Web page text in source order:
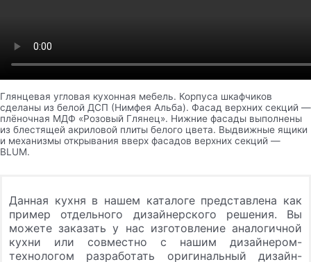
Глянцевая угловая кухонная мебель. Корпуса шкафчиков
сделаны из белой ДСП (Нимфея Альба). Фасад верхних секций —
плёночная МДФ «Розовый Глянец». Нижние фасады выполнены
из блестящей акриловой плиты белого цвета. Выдвижные ящики
и механизмы открывания вверх фасадов верхних секций —
BLUM.
Данная кухня в нашем каталоге представлена как
пример отдельного дизайнерского решения. Вы
можете заказать у нас изготовление аналогичной
кухни или совместно с нашим дизайнером-
технологом разработать оригинальный дизайн-